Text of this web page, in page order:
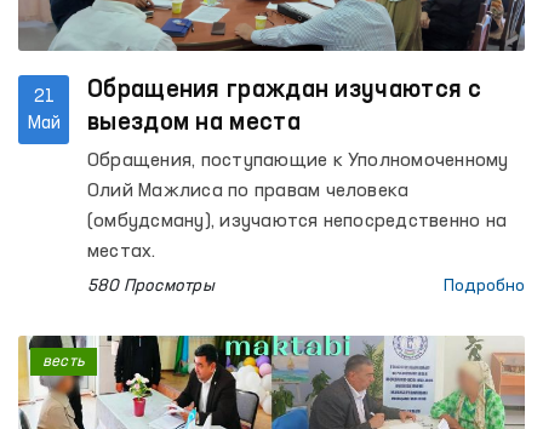
21
Май
Обращения граждан изучаются с
выездом на места
Обращения, поступающие к Уполномоченному
Олий Мажлиса по правам человека
(омбудсману), изучаются непосредственно на
местах.
580 Просмотры Подробно
весть